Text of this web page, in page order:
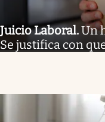
Juicio Laboral.Un
Se justifica con